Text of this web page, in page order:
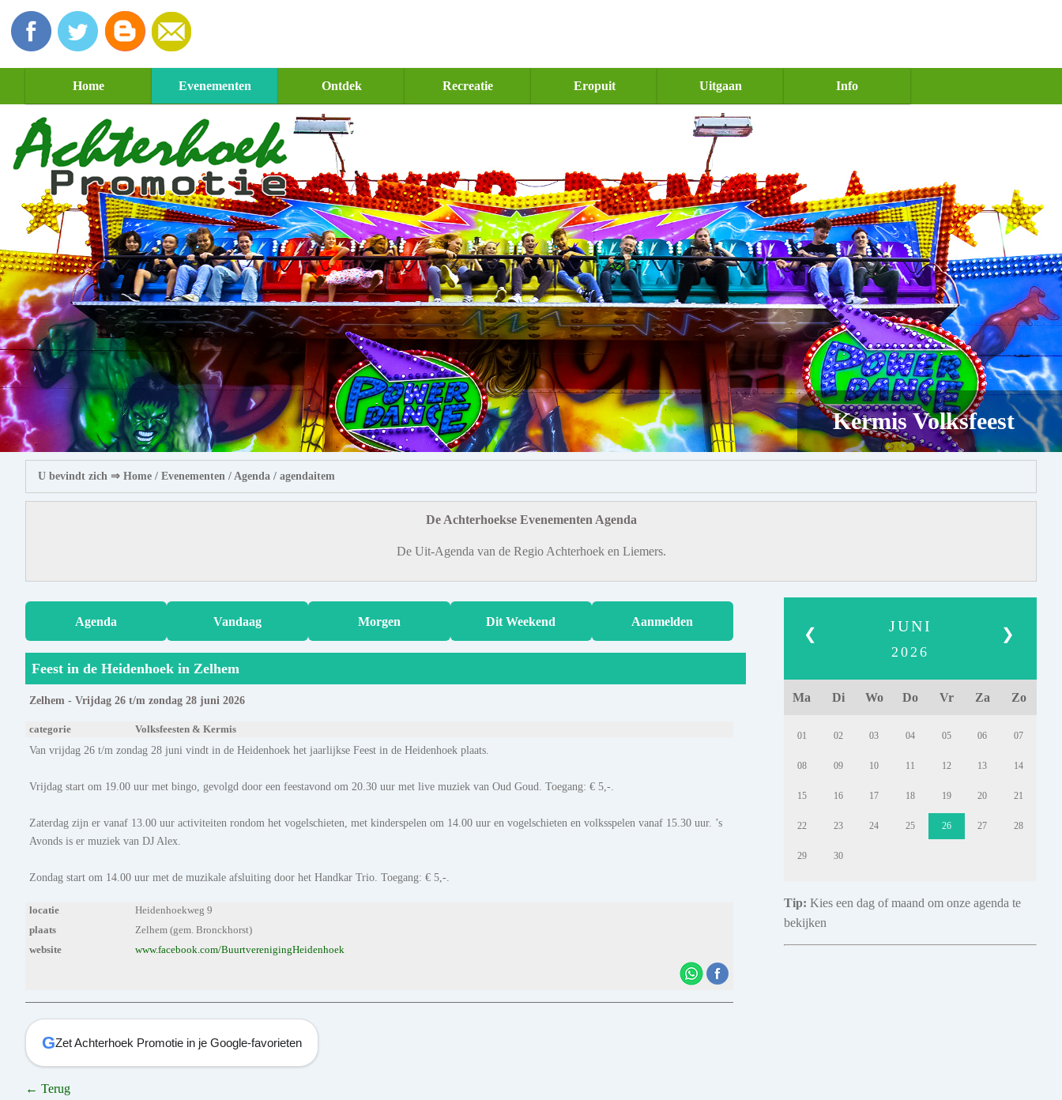
Home Evenementen Ontdek Recreatie Eropuit Uitgaan Info
Kermis Volksfeest
U bevindt zich ⇒ Home / Evenementen / Agenda / agendaitem
De Achterhoekse Evenementen Agenda
De Uit-Agenda van de Regio Achterhoek en Liemers.
Agenda Vandaag Morgen Dit Weekend Aanmelden
Feest in de Heidenhoek in Zelhem
Zelhem - Vrijdag 26 t/m zondag 28 juni 2026
categorie Volksfeesten & Kermis
Van vrijdag 26 t/m zondag 28 juni vindt in de Heidenhoek het jaarlijkse Feest in de Heidenhoek plaats.
Vrijdag start om 19.00 uur met bingo, gevolgd door een feestavond om 20.30 uur met live muziek van Oud Goud. Toegang: € 5,-.
Zaterdag zijn er vanaf 13.00 uur activiteiten rondom het vogelschieten, met kinderspelen om 14.00 uur en vogelschieten en volksspelen vanaf 15.30 uur. ’s
Avonds is er muziek van DJ Alex.
Zondag start om 14.00 uur met de muzikale afsluiting door het Handkar Trio. Toegang: € 5,-.
locatie
Heidenhoekweg 9
plaats
Zelhem (gem. Bronckhorst)
website
www.facebook.com/BuurtverenigingHeidenhoek
GZet Achterhoek Promotie in je Google-favorieten
← Terug
❮ ❯
JUNI
2026
Ma Di Wo Do Vr Za Zo
01 02 03 04 05 06 07
08 09 10 11 12 13 14
15 16 17 18 19 20 21
22 23 24 25 26 27 28
29 30
Tip: Kies een dag of maand om onze agenda te
bekijken